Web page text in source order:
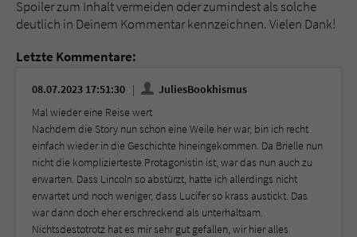
Spoiler zum Inhalt vermeiden oder zumindest als solche
deutlich in Deinem Kommentar kennzeichnen. Vielen Dank!
Letzte Kommentare:
08.07.2023 17:51:30
JuliesBookhismus
Mal wieder eine Reise wert
Nachdem die Story nun schon eine Weile her war, bin ich recht
einfach wieder in die Geschichte hineingekommen. Da Brielle nun
nicht die komplizierteste Protagonistin ist, war das nun auch zu
erwarten. Dass Lincoln so abstürzt, hatte ich allerdings nicht
erwartet und noch weniger, dass Lucifer so krass austickt. Das
war dann doch eher erschreckend als unterhaltsam.
Nichtsdestotrotz hat es mir sehr gut gefallen, wir hier alles